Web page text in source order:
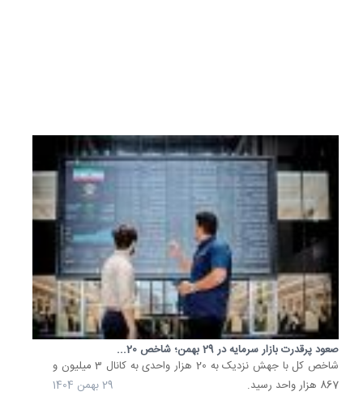
صعود پرقدرت بازار سرمایه در 29 بهمن؛ شاخص 20...
شاخص کل با جهش نزدیک به 20 هزار واحدی به کانال 3 میلیون و
867 هزار واحد رسید.
29 بهمن 1404